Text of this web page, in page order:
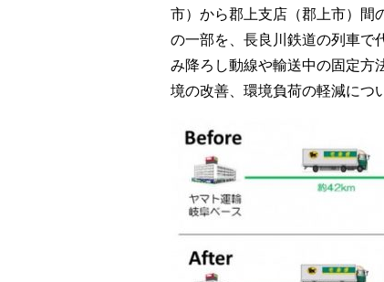
市）から郡上支店（郡上市）間
の一部を、長良川鉄道の列車で
み降ろし動線や輸送中の固定方
境の改善、環境負荷の軽減につ